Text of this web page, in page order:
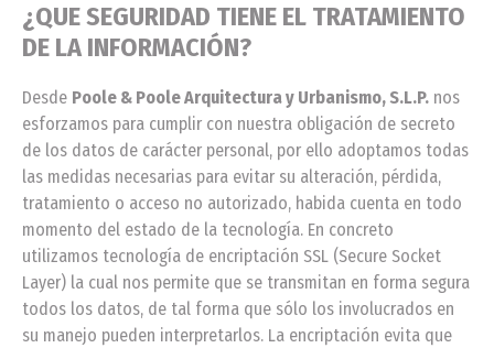
¿QUE SEGURIDAD TIENE EL TRATAMIENTO
DE LA INFORMACIÓN?
Desde Poole & Poole Arquitectura y Urbanismo, S.L.P. nos
esforzamos para cumplir con nuestra obligación de secreto
de los datos de carácter personal, por ello adoptamos todas
las medidas necesarias para evitar su alteración, pérdida,
tratamiento o acceso no autorizado, habida cuenta en todo
momento del estado de la tecnología. En concreto
utilizamos tecnología de encriptación SSL (Secure Socket
Layer) la cual nos permite que se transmitan en forma segura
todos los datos, de tal forma que sólo los involucrados en
su manejo pueden interpretarlos. La encriptación evita que